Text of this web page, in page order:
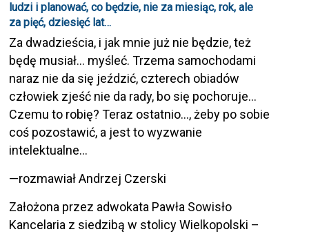
ludzi i planować, co będzie, nie za miesiąc, rok, ale
za pięć, dziesięć lat…
Za dwadzieścia, i jak mnie już nie będzie, też
będę musiał… myśleć. Trzema samochodami
naraz nie da się jeździć, czterech obiadów
człowiek zjeść nie da rady, bo się pochoruje…
Czemu to robię? Teraz ostatnio…, żeby po sobie
coś pozostawić, a jest to wyzwanie
intelektualne…
—rozmawiał Andrzej Czerski
Założona przez adwokata Pawła Sowisło
Kancelaria z siedzibą w stolicy Wielkopolski –